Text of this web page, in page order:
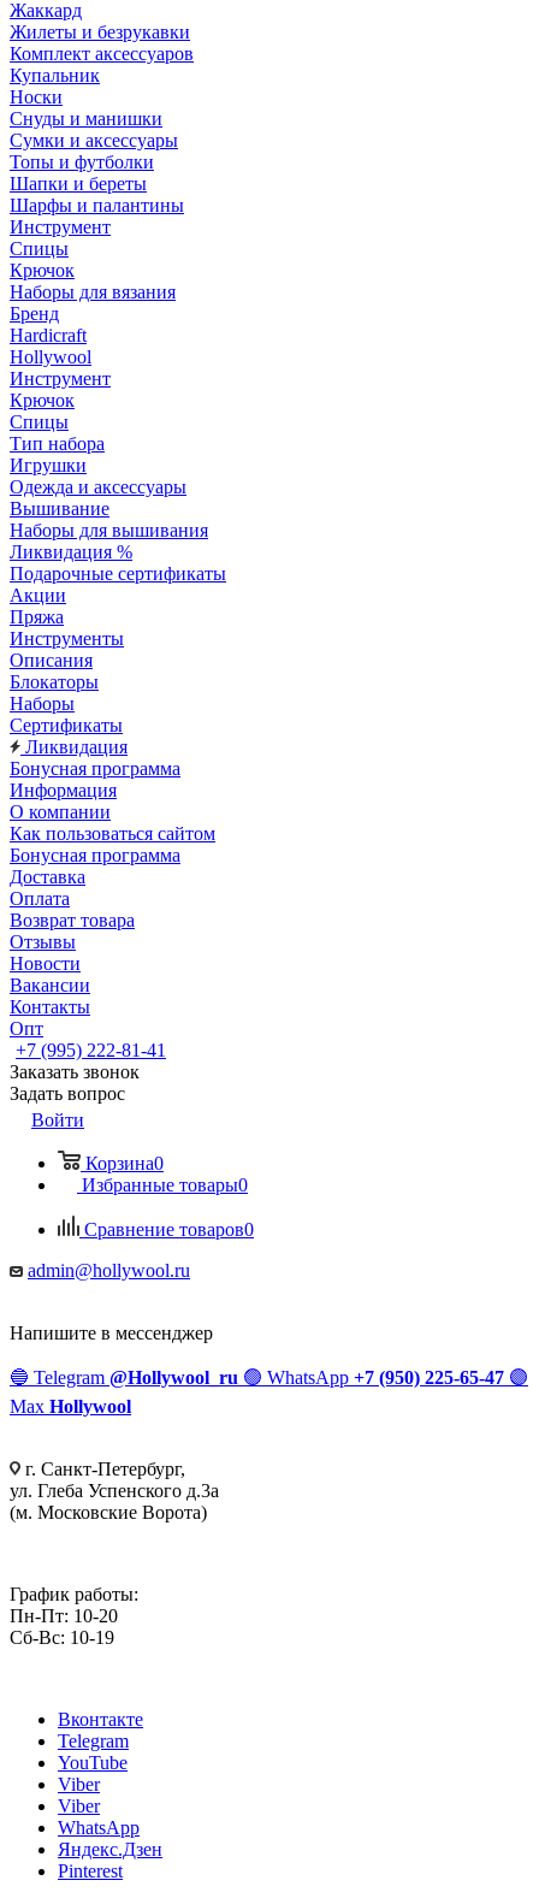
Жаккард
Жилеты и безрукавки
Комплект аксессуаров
Купальник
Носки
Снуды и манишки
Сумки и аксессуары
Топы и футболки
Шапки и береты
Шарфы и палантины
Инструмент
Спицы
Крючок
Наборы для вязания
Бренд
Hardicraft
Hollywool
Инструмент
Крючок
Спицы
Тип набора
Игрушки
Одежда и аксессуары
Вышивание
Наборы для вышивания
Ликвидация %
Подарочные сертификаты
Акции
Пряжа
Инструменты
Описания
Блокаторы
Наборы
Сертификаты
Ликвидация
Бонусная программа
Информация
О компании
Как пользоваться сайтом
Бонусная программа
Доставка
Оплата
Возврат товара
Отзывы
Новости
Вакансии
Контакты
Опт
+7 (995) 222-81-41
Заказать звонок
Задать вопрос
Войти
Корзина0
Избранные товары0
Сравнение товаров0
admin@hollywool.ru
Напишите в мессенджер
🔵 Telegram @Hollywool_ru 🟢 WhatsApp +7 (950) 225-65-47 🟣
Max Hollywool
г. Санкт-Петербург,
ул. Глеба Успенского д.3а
(м. Московские Ворота)
График работы:
Пн-Пт: 10-20
Сб-Вс: 10-19
Вконтакте
Telegram
YouTube
Viber
Viber
WhatsApp
Яндекс.Дзен
Pinterest